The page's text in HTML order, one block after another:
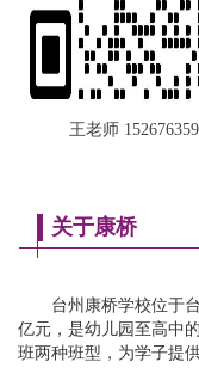
王老师
关于康桥
台州康桥学校位于
亿元，是幼儿园至高中
班两种班型，为学子提